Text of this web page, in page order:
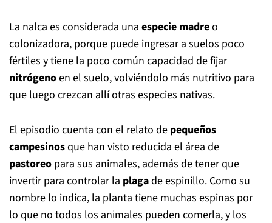
La nalca es considerada una especie madreo
colonizadora, porque puede ingresar a suelos poco
fértiles y tiene la poco común capacidad de fijar
nitrógenoen el suelo, volviéndolo más nutritivo para
que luego crezcan allí otras especies nativas.
El episodio cuenta con el relato de pequeños
campesinosque han visto reducida el área de
pastoreo para sus animales, además de tener que
invertir para controlar la plagade espinillo. Como su
nombre lo indica, la planta tiene muchas espinas por
lo que no todos los animales pueden comerla, y los